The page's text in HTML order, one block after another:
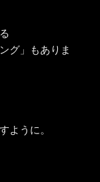
グ」もありま
ように。